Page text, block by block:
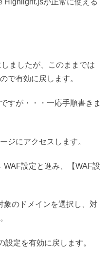
Highlight.jsが正常に使える
ましたが、このままでは
で有効に戻します。
すが・・・一応手順書きま
ジにアクセスします。
設定と進み、【WAF設
象のドメインを選択し、対
設定を有効に戻します。